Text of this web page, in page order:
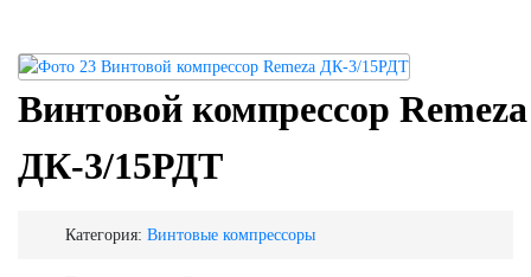
Винтовой компрессор Remeza
ДК-3/15РДТ
Категория: Винтовые компрессоры